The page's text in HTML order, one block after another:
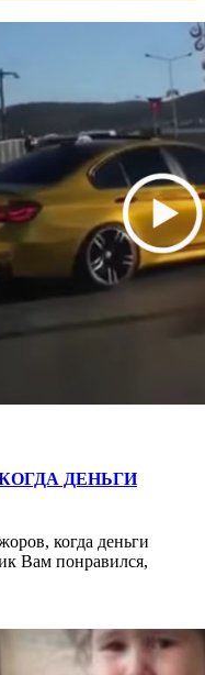
ДЕНЬГИ
когда деньги
Вам понравился,